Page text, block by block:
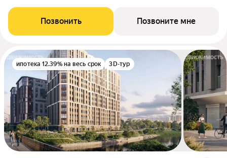
Позвонить Позвоните мне
ипотека 12.39% на весь срок 3D-тур